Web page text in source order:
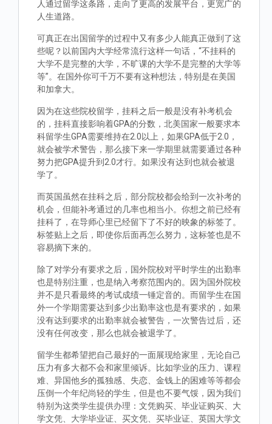
人通过留学这条路，走向了更高的发展平台，更宽广的
人生道路。
可真正在出国留学的过程中又有多少人能真正做到了这
些呢？以前国内大学经常流行这样一句话，“不挂科的
大学不是完整的大学，不旷课的大学不是完整的大学等
等”。在国外你可千万不要有这种想法，特别是在美国
和加拿大。
因为在这些院校留学，挂科之后一般是没有补考机会
的，挂科直接影响着GPA的分数，北美国家一般要求本
科留学生GPA需要维持在2.0以上，如果GPA低于2.0，
就会被学术警告，那么接下来一学期里就需要通过各种
努力把GPA提升到2.0才行。如果没有达到也就会被退
学了。
而英国虽然在挂科之后，部分院校都会给到一次补考的
机会，但能补考通过的几率也相当小。你想之前已经有
挂科了，在导师心里已经留下了不好的映象的标签了。
标签贴上之后，即使你后面再怎么努力，这标签也是不
容易摘下来的。
除了对学分有要求之后，国外院校对平时学生的出勤率
也是特别注重，也是纳入考察范围内的。因为国外院校
并不是只看最终的考试成绩一锤定音的。而留学生在国
外一个学期需要达到多少出勤率这也是有要求的，如果
没有达到要求的出勤率就会被警告，一次警告过后，还
没有任何改变，那么也就会被退学了。
留学生都希望把自己最好的一面展现给家里，无论自己
压力有多大都不会和家里倾诉。比如学业的压力、课程
难、异国他乡的孤独感、失恋、金钱上的困难等等都会
压倒一个年纪尚轻的学生，但是也不要气馁，因为我们
特别为这类学生提供办理：文凭购买、毕业证购买、大
学文凭、大学毕业证、买文凭、买毕业证、英国大学文